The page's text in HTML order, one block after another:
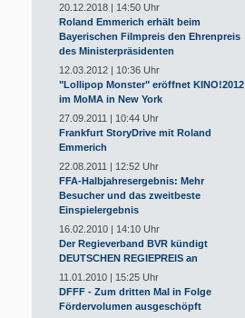
20.12.2018 | 14:50 Uhr
Roland Emmerich erhält beim
Bayerischen Filmpreis den Ehrenpreis
des Ministerpräsidenten
12.03.2012 | 10:36 Uhr
"Lollipop Monster" eröffnet KINO!2012
im MoMA in New York
27.09.2011 | 10:44 Uhr
Frankfurt StoryDrive mit Roland
Emmerich
22.08.2011 | 12:52 Uhr
FFA-Halbjahresergebnis: Mehr
Besucher und das zweitbeste
Einspielergebnis
16.02.2010 | 14:10 Uhr
Der Regieverband BVR kündigt
DEUTSCHEN REGIEPREIS an
11.01.2010 | 15:25 Uhr
DFFF - Zum dritten Mal in Folge
Fördervolumen ausgeschöpft